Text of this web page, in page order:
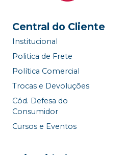
Central do Cliente
Institucional
Politica de Frete
Política Comercial
Trocas e Devoluções
Cód. Defesa do
Consumidor
Cursos e Eventos